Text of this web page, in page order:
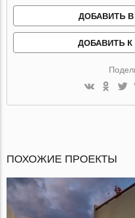
ДОБАВИТЬ
ДОБАВИТЬ
ПОХОЖИЕ ПРОЕКТЫ